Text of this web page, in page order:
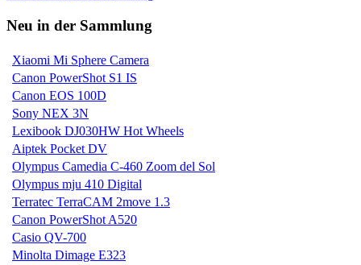
Neu in der Sammlung
Xiaomi Mi Sphere Camera
Canon PowerShot S1 IS
Canon EOS 100D
Sony NEX 3N
Lexibook DJ030HW Hot Wheels
Aiptek Pocket DV
Olympus Camedia C-460 Zoom del Sol
Olympus mju 410 Digital
Terratec TerraCAM 2move 1.3
Canon PowerShot A520
Casio QV-700
Minolta Dimage E323